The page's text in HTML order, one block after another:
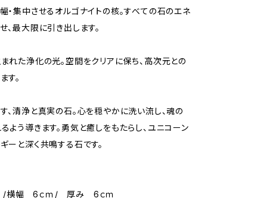
・集中させるオルゴナイトの核。すべての石のエネ
、最大限に引き出します。
れた浄化の光。空間をクリアに保ち、高次元との
す。
、清浄と真実の石。心を穏やかに洗い流し、魂の
よう導きます。勇気と癒しをもたらし、ユニコーン
ーと深く共鳴する石です。
/横幅 6ｃｍ/ 厚み 6ｃｍ